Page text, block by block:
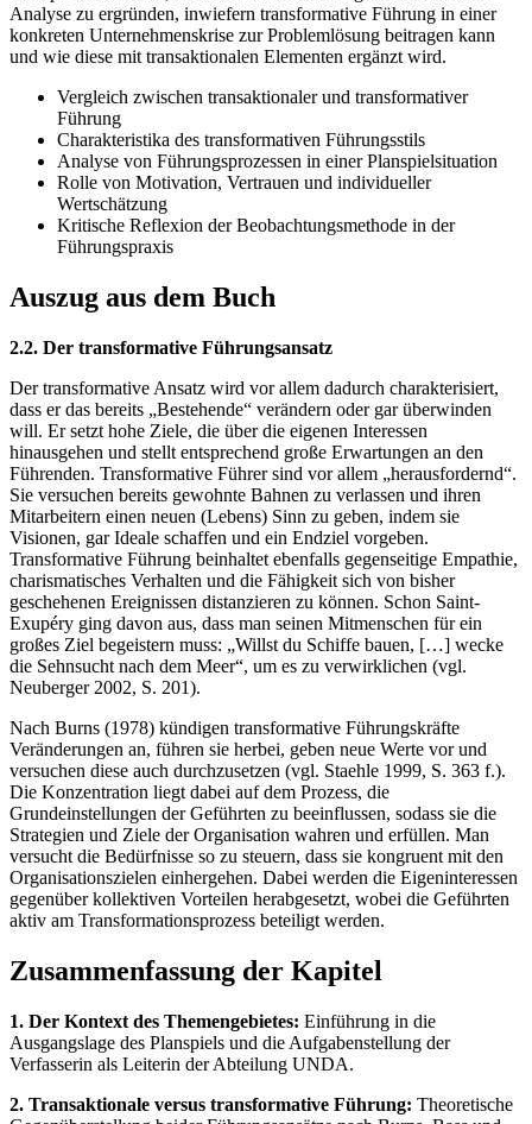
Analyse zu ergründen, inwiefern transformative Führung in einer
konkreten Unternehmenskrise zur Problemlösung beitragen kann
und wie diese mit transaktionalen Elementen ergänzt wird.
Vergleich zwischen transaktionaler und transformativer
Führung
Charakteristika des transformativen Führungsstils
Analyse von Führungsprozessen in einer Planspielsituation
Rolle von Motivation, Vertrauen und individueller
Wertschätzung
Kritische Reflexion der Beobachtungsmethode in der
Führungspraxis
Auszug aus dem Buch
2.2. Der transformative Führungsansatz
Der transformative Ansatz wird vor allem dadurch charakterisiert,
dass er das bereits „Bestehende“ verändern oder gar überwinden
will. Er setzt hohe Ziele, die über die eigenen Interessen
hinausgehen und stellt entsprechend große Erwartungen an den
Führenden. Transformative Führer sind vor allem „herausfordernd“.
Sie versuchen bereits gewohnte Bahnen zu verlassen und ihren
Mitarbeitern einen neuen (Lebens) Sinn zu geben, indem sie
Visionen, gar Ideale schaffen und ein Endziel vorgeben.
Transformative Führung beinhaltet ebenfalls gegenseitige Empathie,
charismatisches Verhalten und die Fähigkeit sich von bisher
geschehenen Ereignissen distanzieren zu können. Schon Saint-
Exupéry ging davon aus, dass man seinen Mitmenschen für ein
großes Ziel begeistern muss: „Willst du Schiffe bauen, […] wecke
die Sehnsucht nach dem Meer“, um es zu verwirklichen (vgl.
Neuberger 2002, S. 201).
Nach Burns (1978) kündigen transformative Führungskräfte
Veränderungen an, führen sie herbei, geben neue Werte vor und
versuchen diese auch durchzusetzen (vgl. Staehle 1999, S. 363 f.).
Die Konzentration liegt dabei auf dem Prozess, die
Grundeinstellungen der Geführten zu beeinflussen, sodass sie die
Strategien und Ziele der Organisation wahren und erfüllen. Man
versucht die Bedürfnisse so zu steuern, dass sie kongruent mit den
Organisationszielen einhergehen. Dabei werden die Eigeninteressen
gegenüber kollektiven Vorteilen herabgesetzt, wobei die Geführten
aktiv am Transformationsprozess beteiligt werden.
Zusammenfassung der Kapitel
1. Der Kontext des Themengebietes: Einführung in die
Ausgangslage des Planspiels und die Aufgabenstellung der
Verfasserin als Leiterin der Abteilung UNDA.
2. Transaktionale versus transformative Führung: Theoretische